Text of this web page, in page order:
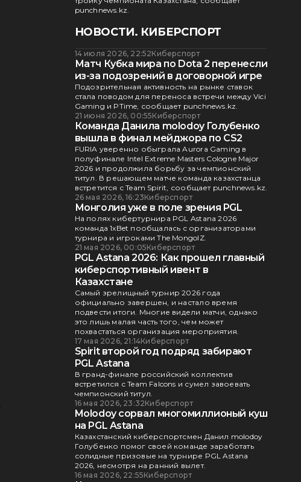
punchnews.kz.
НОВОСТИ. КИБЕРСПОРТ
14 июля 2026, 22:52Киберспорт
Матч Кубка мира по Dota 2 перенесли
из-за подозрений в договорной игре
Подозрительная активность на рынке ставок
стала поводом для переноса встречи между Vici
Gaming и PTime, сообщает punchnews.kz.
21 июня 2026, 00:55Киберспорт
Команда Данила molodoy Голубенко
вышла в финал мейджора по CS2
FURIA уверенно обыграла Aurora Gaming в
полуфинале Intel Extreme Masters Cologne Major
2026 и продолжила борьбу за чемпионский
титул. В решающем матче команда казахстанца
встретится с Team Spirit, сообщает punchnews.kz.
26 мая 2026, 16:23Киберспорт
Монголия уже в поле зрения PGL
На полях кибертурнира PGL Astana 2026
команда 1xBet пообщалась с организаторами
турнира и игроками The MongolZ.
21 мая 2026, 00:05Киберспорт
PGL Astana 2026: Как прошел главный
киберспортивный ивент в
Казахстане
Самый зрелищный турнир 2026 года
официально завершен, и настало время
подвести итоги. Многие видели матчи, однако
это лишь малая часть того, чем может
похвастаться организация мероприятия.
17 мая 2026, 21:14Киберспорт
Spirit второй год подряд забирают
PGL Astana
В гранд-финале российский коллектив
встретился с Team Falcons и сумел завоевать
чемпионский титул.
16 мая 2026, 23:32Киберспорт
Molodoy сорвал многомиллионый куш
на PGL Astana
Казахстанский киберспортсмен Данил molodoy
Голубенко помог своей команде заработать
солидные призовые на турнире PGL Astana
2026, несмотря на ранний вылет.
16 мая 2026, 22:55Киберспорт